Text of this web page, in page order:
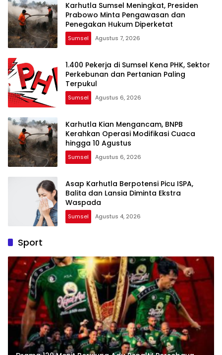
Karhutla Sumsel Meningkat, Presiden
Prabowo Minta Pengawasan dan
Penegakan Hukum Diperketat
Sumsel Agustus 7, 2026
1.400 Pekerja di Sumsel Kena PHK, Sektor
Perkebunan dan Pertanian Paling
Terpukul
Sumsel Agustus 6, 2026
Karhutla Kian Mengancam, BNPB
Kerahkan Operasi Modifikasi Cuaca
hingga 10 Agustus
Sumsel Agustus 6, 2026
Asap Karhutla Berpotensi Picu ISPA,
Balita dan Lansia Diminta Ekstra
Waspada
Sumsel Agustus 4, 2026
Sport